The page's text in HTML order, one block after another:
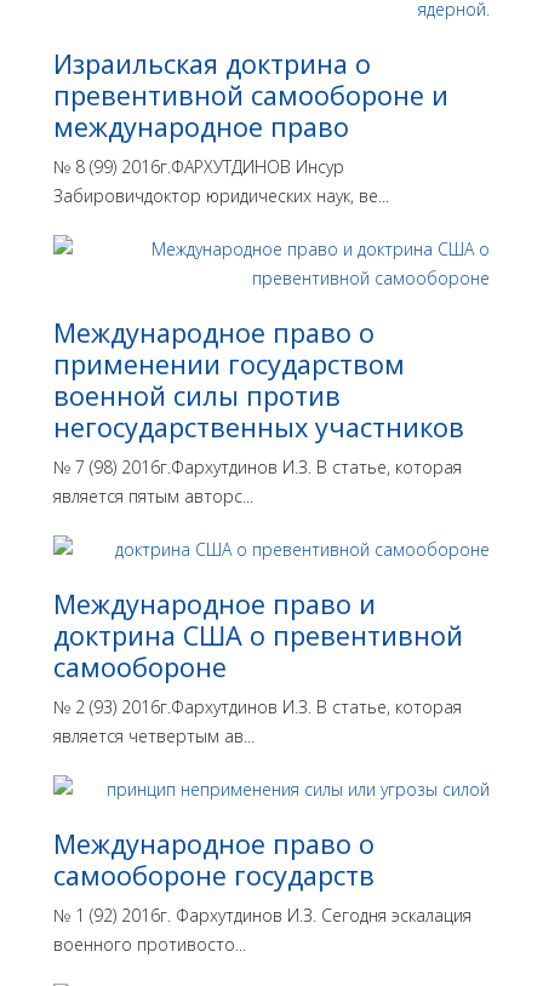
Израильская доктрина o
превентивной самообороне и
международное право
№ 8 (99) 2016г.ФАРХУТДИНОВ Инсур
Забировичдоктор юридических наук, ве...
Международное право о
применении государством
военной силы против
негосударственных участников
№ 7 (98) 2016г.Фархутдинов И.З. В статье, которая
является пятым авторс...
Международное право и
доктрина США о превентивной
самообороне
№ 2 (93) 2016г.Фархутдинов И.З. В статье, которая
является четвертым ав...
Международное право о
самообороне государств
№ 1 (92) 2016г. Фархутдинов И.З. Сегодня эскалация
военного противосто...